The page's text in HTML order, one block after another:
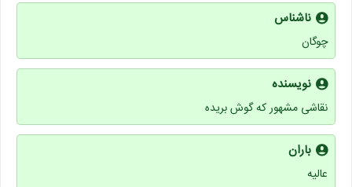
ناشناس
چوگان
نویسنده
نقاشی مشهور که گوش بریده
باران
عالیه